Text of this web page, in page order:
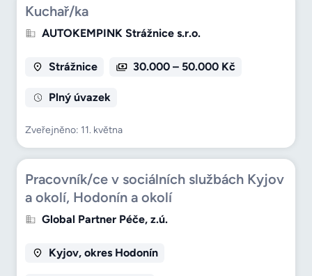
Kuchař/ka
AUTOKEMPINK Strážnice s.r.o.
Strážnice 30.000 – 50.000 Kč
Plný úvazek
Zveřejněno: 11. května
Pracovník/ce v sociálních službách Kyjov
a okolí, Hodonín a okolí
Global Partner Péče, z.ú.
Kyjov, okres Hodonín